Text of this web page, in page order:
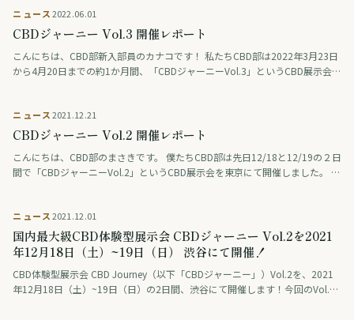
ニュース2022.06.01
CBDジャーニー Vol.3 開催レポート
こんにちは、CBD部新入部員のカナコです！ 私たちCBD部は2022年3月23日
から4月20日までの約1か月間、「CBDジャーニーVol.3」というCBD展示会
ニュース2021.12.21
CBDジャーニー Vol.2 開催レポート
こんにちは、CBD部のまさきです。 僕たちCBD部は先日12/18と12/19の２日
間で「CBDジャーニーVol.2」というCBD展示会を東京にて開催しました。 ２
ニュース2021.12.01
国内最大級CBD体験型展示会 CBDジャーニー Vol.2を2021
年12月18日（土）~19日（日） 渋谷にて開催！
CBD体験型展示会 CBD Journey（以下「CBDジャーニー」）Vol.2を、2021
年12月18日（土）~19日（日）の2日間、渋谷にて開催します！今回のVol.2